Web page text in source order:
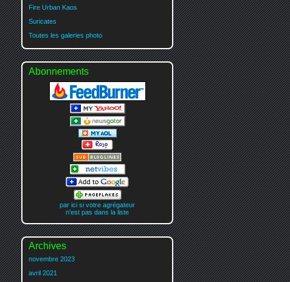
Fire Urban Kaos
Suricates
Toutes les galeries photo
Abonnements
par ici si votre agrégateur
n'est pas dans la liste
Archives
novembre 2023
avril 2021